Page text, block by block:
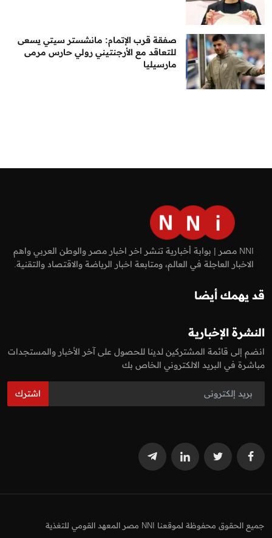
صفقة قرب الإتمام: مانشستر سيتي يسعى
للتعاقد مع الأرجنتيني رولي حارس مرمى
مارسيليا
NNI مصر | بوابة أخبارية تنشر اخر اخبار مصر والوطن العربي واهم
الاخبار العاجلة في العالم، ومتابعة اخبار الرياضة والاقتصاد والتقنية.
قد يهمك أيضا
النشرة الإخبارية
انضم إلى قائمة المشتركين لدينا للحصول على آخر الأخبار والمستجدات
مباشرة في البريد الالكتروني الخاص بك
اشترك
جميع الحقوق محفوظة لموقعنا NNI مصر المعهد القومي للتغذية